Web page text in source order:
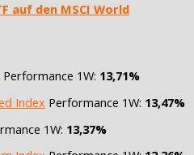
auf den MSCI World
Performance 1W: 13,71%
Index Performance 1W: 13,47%
1W: 13,37%